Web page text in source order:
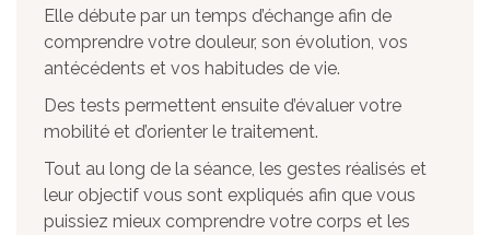
Elle débute par un temps d’échange afin de
comprendre votre douleur, son évolution, vos
antécédents et vos habitudes de vie.
Des tests permettent ensuite d’évaluer votre
mobilité et d’orienter le traitement.
Tout au long de la séance, les gestes réalisés et
leur objectif vous sont expliqués afin que vous
puissiez mieux comprendre votre corps et les